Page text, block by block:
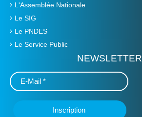
L'Assemblée Nationale
Le SIG
Le PNDES
Le Service Public
NEWSLETTER